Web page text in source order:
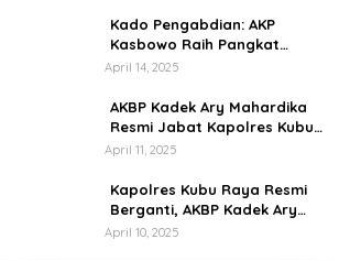
Kado Pengabdian: AKP
Kasbowo Raih Pangkat
Kompol Dua Bulan Jelang
April 14, 2025
AKBP Kadek Ary Mahardika
Resmi Jabat Kapolres Kubu
Raya, Siap Perkuat
Masyarakat
April 11, 2025
Kapolres Kubu Raya Resmi
Berganti, AKBP Kadek Ary
Mahardika Disambut Tradisi
April 10, 2025